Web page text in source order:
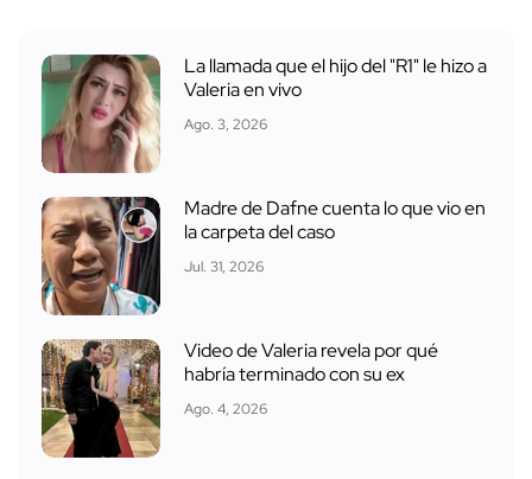
La llamada que el hijo del "R1" le hizo a
Valeria en vivo
Ago. 3, 2026
Madre de Dafne cuenta lo que vio en
la carpeta del caso
Jul. 31, 2026
Video de Valeria revela por qué
habría terminado con su ex
Ago. 4, 2026